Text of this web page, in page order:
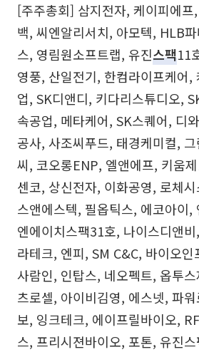
[주주총회] 삼지전자, 케이피에
백, 씨엔알리서치, 아모텍, HLB
스, 영림원소프트랩, 유진스팩11
영풍, 산일전기, 한컴라이프케어,
업, SK디앤디, 키다리스튜디오,
속공업, 메타케어, SK스퀘어, 디
공사, 사조씨푸드, 태경케미컬,
씨, 코오롱ENP, 엘앤에프, 키움
센코, 상신전자, 이화공영, 로체
스앤에스텍, 필옵틱스, 에코아이,
엔에이치스팩31호, 나이스디앤
라테크, 엔피, SM C&C, 바이오
사람인, 인탑스, 네오펙트, 옵투
츠로셀, 아이비김영, 에스넷, 파
보, 잉크테크, 에이프릴바이오,
스, 프리시젼바이오, 포톤, 유진